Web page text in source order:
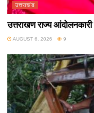
उत्तराखंड
उत्तराखण राज्य
AUGUST 6, 2026 9